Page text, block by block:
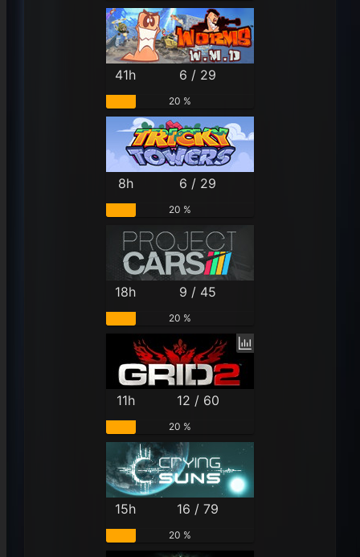
41h 6 / 29
20 %
8h 6 / 29
20 %
18h 9 / 45
20 %
11h 12 / 60
20 %
15h 16 / 79
20 %